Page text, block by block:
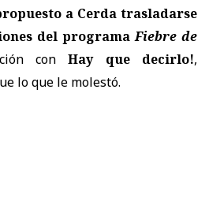
a Cerda trasladarse
del programaFiebre de
conHay que decirlo!,
lo que le molestó.